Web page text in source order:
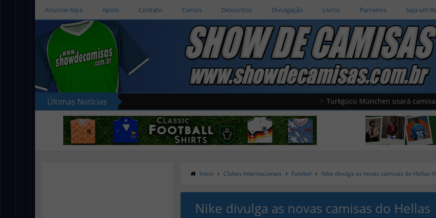
Anuncie Aqui Apoio Contato Cursos Descontos Divulgação Livros Parceiros Seja um
Últimas Notícias Türkgücü München usará camisas oficiais
Início Clubes Internacionais Futebol Nike divulga as novas camisas do Hellas
Nike divulga as novas camisas do Hellas